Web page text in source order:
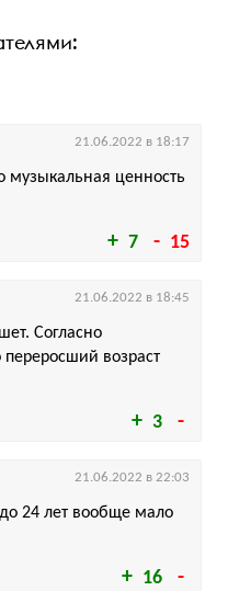
7 15
музыкальная ценность
21.06.2022 в 18:17
3
Согласно
возраст
21.06.2022 в 18:45
16
24 лет вообще мало
21.06.2022 в 22:03